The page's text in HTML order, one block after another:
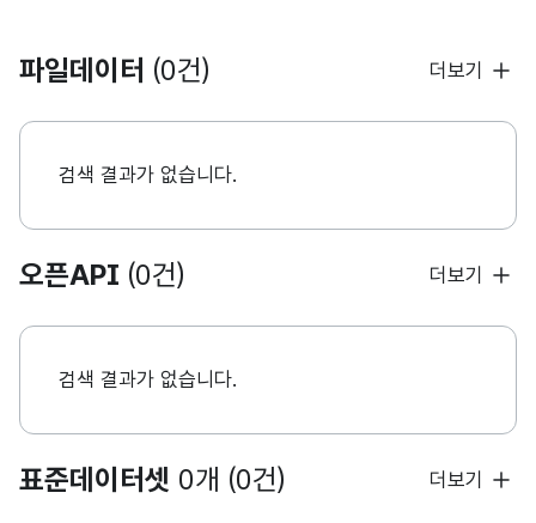
파일데이터 (0건) 더보기
검색 결과가 없습니다.
오픈API (0건) 더보기
검색 결과가 없습니다.
표준데이터셋 0개 (0건) 더보기